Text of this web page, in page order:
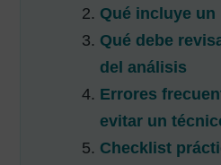
Qué incluye un
Qué debe
del análisis
Errores
evitar un
Checklist